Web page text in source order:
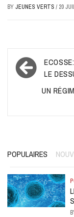
BY JEUNES VERTS / 20
Navigation
de
l’article
LE
UN
POPULAIRES